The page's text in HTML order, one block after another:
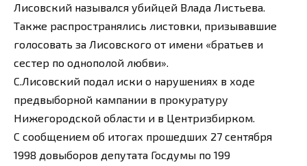
Лисовский назывался убийцей Влада Листьева.
Также распространялись листовки, призывавшие
голосовать за Лисовского от имени «братьев и
сестер по однополой любви».
С.Лисовский подал иски о нарушениях в ходе
предвыборной кампании в прокуратуру
Нижегородской области и в Центризбирком.
С сообщением об итогах прошедших 27 сентября
1998 довыборов депутата Госдумы по 199